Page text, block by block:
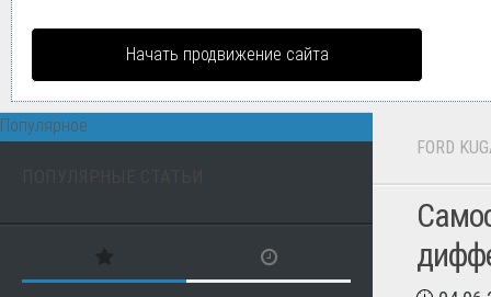
Начать продвижение сайта
FORD
Популярное: